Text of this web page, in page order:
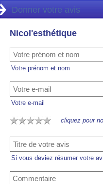
Donner votre avis
Nicol'esthétique
Votre prénom et nom
Votre e-mail
cliquez pour
Si vous deviez résumer votre